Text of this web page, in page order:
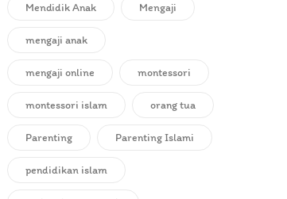
Mendidik Anak Mengaji
mengaji anak
mengaji online montessori
montessori islam orang tua
Parenting Parenting Islami
pendidikan islam